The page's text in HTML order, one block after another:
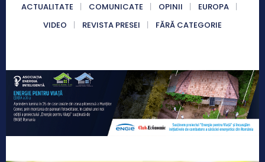
ACTUALITATE COMUNICATE OPINII
EUROPA
VIDEO
REVISTA PRESEI FĂRĂ CATEGORIE